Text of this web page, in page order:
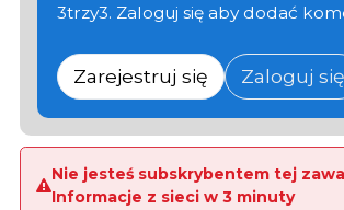
3trzy3. Zaloguj się aby dodać
Zarejestruj się Zaloguj się
Nie jesteś subskrybentem tej
Informacje z sieci w 3 minuty